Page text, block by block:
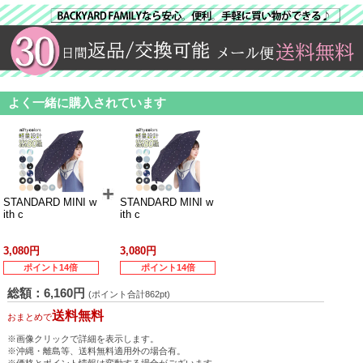
よく一緒に購入されています
STANDARD MINI w
ith c
3,080円
ポイント14倍
STANDARD MINI w
ith c
3,080円
ポイント14倍
総額：6,160円 (ポイント合計862pt)
おまとめで送料無料
※画像クリックで詳細を表示します。
※沖縄・離島等、送料無料適用外の場合有。